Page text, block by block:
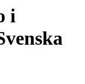
i